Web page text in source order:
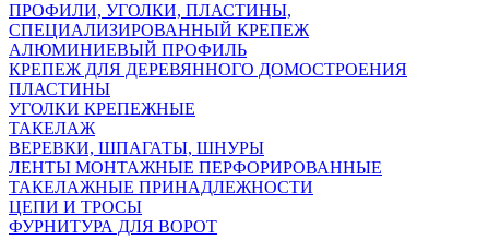
ПРОФИЛИ, УГОЛКИ, ПЛАСТИНЫ,
СПЕЦИАЛИЗИРОВАННЫЙ КРЕПЕЖ
АЛЮМИНИЕВЫЙ ПРОФИЛЬ
КРЕПЕЖ ДЛЯ ДЕРЕВЯННОГО ДОМОСТРОЕНИЯ
ПЛАСТИНЫ
УГОЛКИ КРЕПЕЖНЫЕ
ТАКЕЛАЖ
ВЕРЕВКИ, ШПАГАТЫ, ШНУРЫ
ЛЕНТЫ МОНТАЖНЫЕ ПЕРФОРИРОВАННЫЕ
ТАКЕЛАЖНЫЕ ПРИНАДЛЕЖНОСТИ
ЦЕПИ И ТРОСЫ
ФУРНИТУРА ДЛЯ ВОРОТ